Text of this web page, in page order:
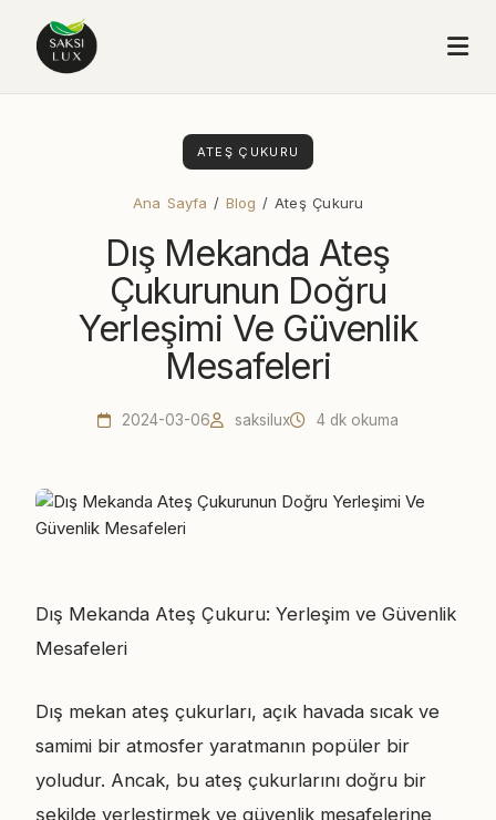
ATEŞ ÇUKURU
Ana Sayfa /Blog / Ateş Çukuru
Dış Mekanda Ateş
Çukurunun Doğru
Yerleşimi Ve Güvenlik
Mesafeleri
2024-03-06 saksilux 4 dk okuma
Dış Mekanda Ateş Çukuru: Yerleşim ve Güvenlik
Mesafeleri
Dış mekan ateş çukurları, açık havada sıcak ve
samimi bir atmosfer yaratmanın popüler bir
yoludur. Ancak, bu ateş çukurlarını doğru bir
şekilde yerleştirmek ve güvenlik mesafelerine